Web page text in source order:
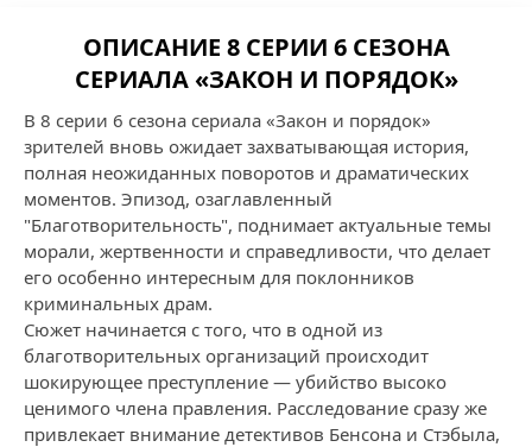
ОПИСАНИЕ 8 СЕРИИ 6 СЕЗОНА
СЕРИАЛА «ЗАКОН И ПОРЯДОК»
В 8 серии 6 сезона сериала «Закон и порядок»
зрителей вновь ожидает захватывающая история,
полная неожиданных поворотов и драматических
моментов. Эпизод, озаглавленный
"Благотворительность", поднимает актуальные темы
морали, жертвенности и справедливости, что делает
его особенно интересным для поклонников
криминальных драм.
Сюжет начинается с того, что в одной из
благотворительных организаций происходит
шокирующее преступление — убийство высоко
ценимого члена правления. Расследование сразу же
привлекает внимание детективов Бенсона и Стэбыла,